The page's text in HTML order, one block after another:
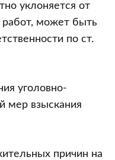
уклоняется от
работ, может быть
по ст.
уголовно-
мер взыскания
причин на